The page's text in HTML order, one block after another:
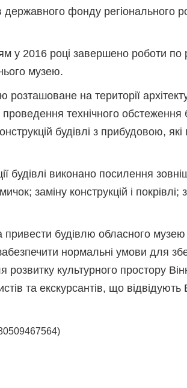
фонду регіонального
у 2016 році завершено роботи по
музею.
на території
проведення технічного
будівлі з прибудовою,
будівлі виконано посилення
заміну конструкцій і покрівлі;
привести будівлю обласного
нормальні умови для
розвитку культурного простору
та екскурсантів, що відвідують